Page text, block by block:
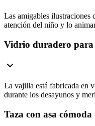
Las amigables ilustraciones
atención del niño y lo
Vidrio duradero para
La vajilla está fabricada en
durante los desayunos y
Taza con asa cómoda